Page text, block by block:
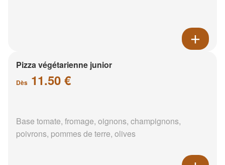
Pizza végétarienne junior
Dès 11.50 €
Base tomate, fromage, oignons, champignons,
poivrons, pommes de terre, olives